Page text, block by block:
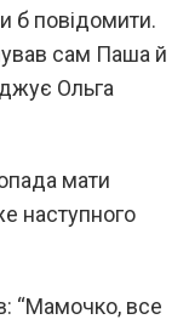
б повідомити.
сам Паша й
Ольга
мати
наступного
“Мамочко, все